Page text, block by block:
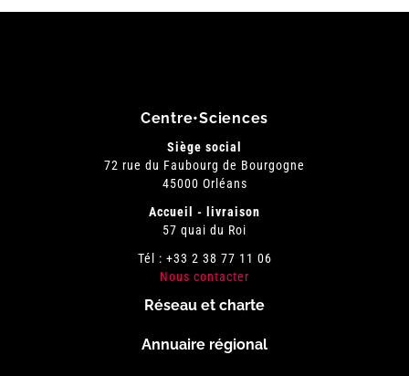
Centre•Sciences
Siège social
72 rue du Faubourg de Bourgogne
45000 Orléans
Accueil - livraison
57 quai du Roi
Tél : +33 2 38 77 11 06
Nous contacter
Réseau et charte
Annuaire régional